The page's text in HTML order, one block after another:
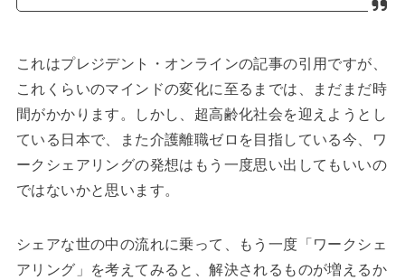
これはプレジデント・オンラインの記事の引用ですが、
これくらいのマインドの変化に至るまでは、まだまだ時
間がかかります。しかし、超高齢化社会を迎えようとし
ている日本で、また介護離職ゼロを目指している今、ワ
ークシェアリングの発想はもう一度思い出してもいいの
ではないかと思います。
シェアな世の中の流れに乗って、もう一度「ワークシェ
アリング」を考えてみると、解決されるものが増えるか